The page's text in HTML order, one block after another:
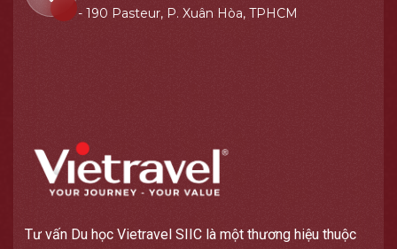
- 190 Pasteur, P. Xuân Hòa, TPHCM
Tư vấn Du học Vietravel SIIC là một thương hiệu thuộc